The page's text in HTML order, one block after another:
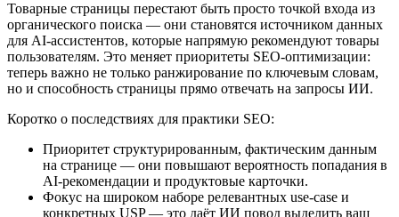
Товарные страницы перестают быть просто точкой входа из
органического поиска — они становятся источником данных
для AI‑ассистентов, которые напрямую рекомендуют товары
пользователям. Это меняет приоритеты SEO‑оптимизации:
теперь важно не только ранжирование по ключевым словам,
но и способность страницы прямо отвечать на запросы ИИ.
Коротко о последствиях для практики SEO:
Приоритет структурированным, фактическим данным
на странице — они повышают вероятность попадания в
AI‑рекомендации и продуктовые карточки.
Фокус на широком наборе релевантных use‑case и
конкретных USP — это даёт ИИ повод выделить ваш